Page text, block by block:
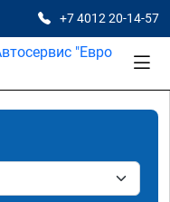
+7 4012 20-14-57